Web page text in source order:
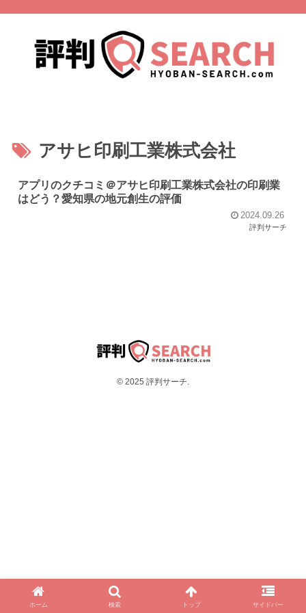
アサヒ印刷工業株式会社
アプリのクチコミ＠アサヒ印刷工業株式会社の印刷業
はどう？愛知県の地元創生の評価
2024.09.26
評判サーチ
© 2025 評判サーチ.
ホーム 検索 トップ サイドバー